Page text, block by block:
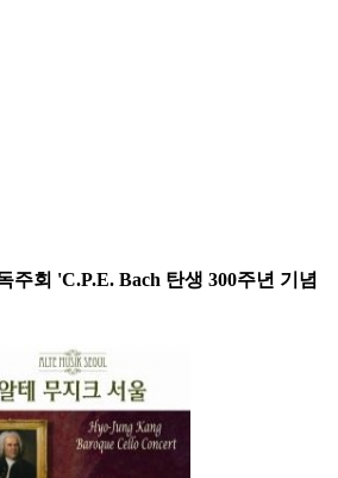
주회 'C.P.E. Bach 탄생 300주년 기념